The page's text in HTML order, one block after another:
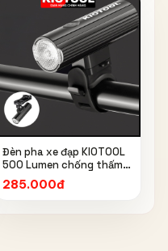
Đèn pha xe đạp KIOTOOL
500 Lumen chống thấm
nước IPX6 6603
285.000đ